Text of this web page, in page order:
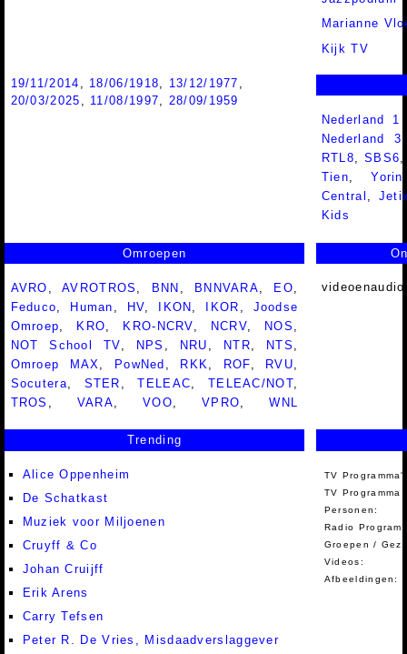
Marianne
Kijk TV
19/11/2014 18/06/1918 13/12/1977
20/03/2025
11/08/1997
28/09/1959
Nederland
Nederland
RTL8,SBS6
Tien,Yorin
Central ,
Kids
Omroepen
AVRO ,AVROTROS BNN BNNVARA EO
Feduco
Human HV IKON IKOR
Joodse
Omroep
KRO KRO-NCRV NCRV NOS
NOT School TV
NPS NRU NTR NTS
Omroep MAX
PowNed RKK ROF RVU
Socutera
STER ,TELEAC TELEAC/NOT
TROS
VARA ,VOO ,VPRO ,WNL
Trending
Alice Oppenheim
De Schatkast
Muziek voor Miljoenen
Cruyff & Co
Johan Cruijff
Erik Arens
Carry Tefsen
Peter R. De Vries, Misdaadverslaggever
TV
TV Programma
Personen:
Radio
Groepen /
Videos:
Afbeeldingen: